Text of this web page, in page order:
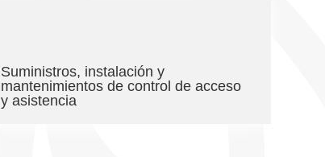
Suministros, instalación y
mantenimientos de control de acceso
y asistencia